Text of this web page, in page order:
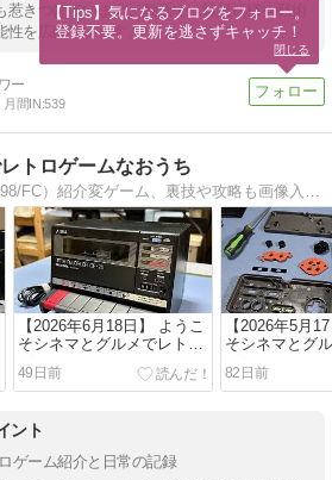
きつけています。動画では戦況模様や戦術
性を広げています。
月間IN:539
トロゲームなおうち
【2026年6月18日】 ようこ
そシネマとグルメでレトロ
ゲームなおうちへ！(^^)
49日前
【2026年5月
そシネマとグ
ゲームなおう
82日前
ント
ゲーム紹介と日常の記録
【Tips】気になるブログをフォロー。
登録不要。更新を逃さずキャッチ！
閉じる